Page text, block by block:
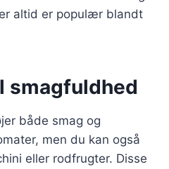
altid er populær blandt
smagfuldhed
både smag og
men du kan også
eller rodfrugter. Disse